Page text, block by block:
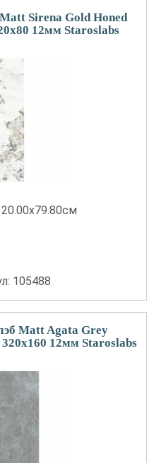
Sirena Gold Honed
12мм Staroslabs
105488
Matt Agata Grey
12мм Staroslabs